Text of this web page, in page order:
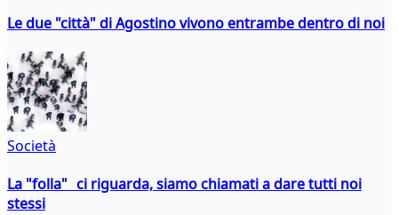
Le due "città" di Agostino vivono entrambe dentro di noi
Società
La "folla" ci riguarda, siamo chiamati a dare tutti noi
stessi